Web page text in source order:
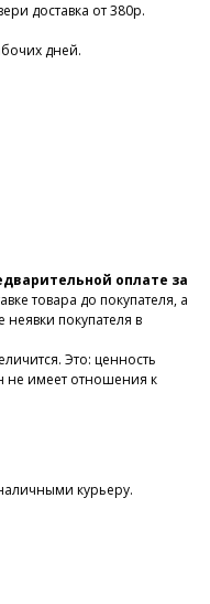
доставка от 380р.
дней.
оплате за
товара до покупателя, а
неявки покупателя в
Это: ценность
не имеет отношения к
курьеру.